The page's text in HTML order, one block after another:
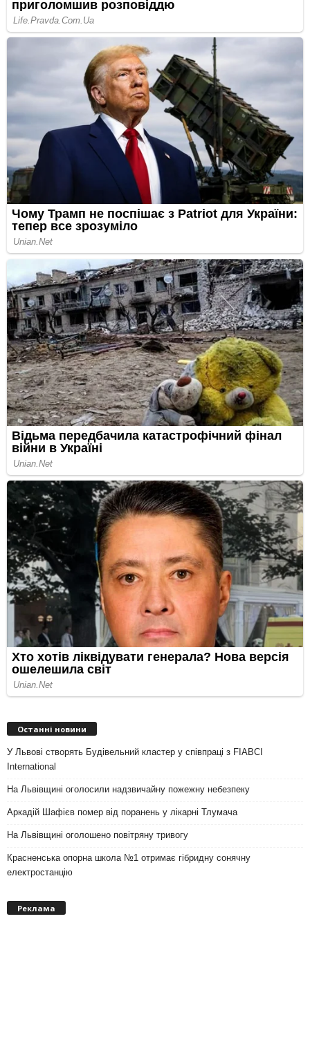
Останні новини
У Львові створять Будівельний кластер у співпраці з FIABCI
International
На Львівщині оголосили надзвичайну пожежну небезпеку
Аркадій Шафієв помер від поранень у лікарні Тлумача
На Львівщині оголошено повітряну тривогу
Красненська опорна школа №1 отримає гібридну сонячну
електростанцію
Реклама